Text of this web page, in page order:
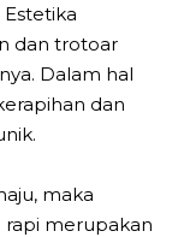
dan trotoar
Dalam hal
dan
maka
merupakan